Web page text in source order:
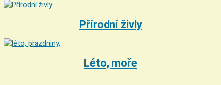
Přírodní živly
Léto, moře